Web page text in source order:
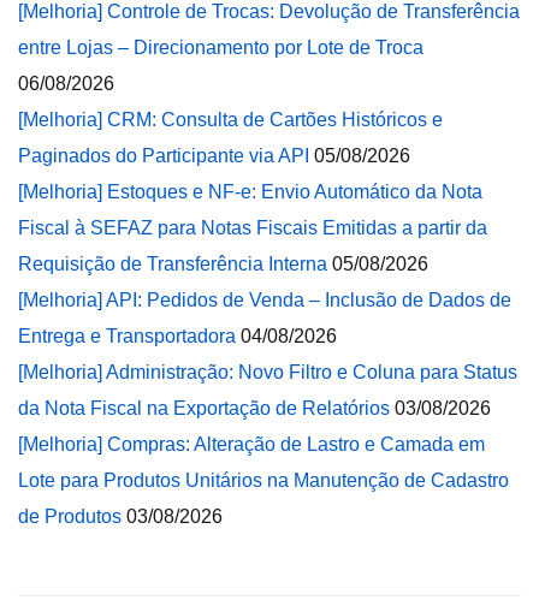
[Melhoria] Controle de Trocas: Devolução de Transferência
entre Lojas – Direcionamento por Lote de Troca
06/08/2026
[Melhoria] CRM: Consulta de Cartões Históricos e
Paginados do Participante via API 05/08/2026
[Melhoria] Estoques e NF-e: Envio Automático da Nota
Fiscal à SEFAZ para Notas Fiscais Emitidas a partir da
Requisição de Transferência Interna 05/08/2026
[Melhoria] API: Pedidos de Venda – Inclusão de Dados de
Entrega e Transportadora 04/08/2026
[Melhoria] Administração: Novo Filtro e Coluna para Status
da Nota Fiscal na Exportação de Relatórios 03/08/2026
[Melhoria] Compras: Alteração de Lastro e Camada em
Lote para Produtos Unitários na Manutenção de Cadastro
de Produtos 03/08/2026